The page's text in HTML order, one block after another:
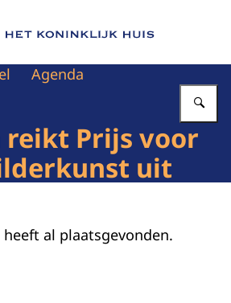
van Het Koninklijk Huis
Agenda
reikt Prijs voor
uit
al plaatsgevonden.